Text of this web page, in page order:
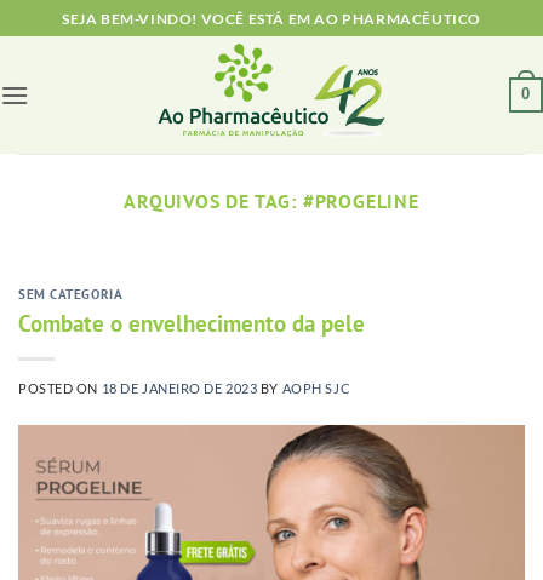
to
SEJA BEM-VINDO! VOCÊ ESTÁ EM AO PHARMACÊUTICO
0
ARQUIVOS DE TAG: #PROGELINE
SEM CATEGORIA
Combate o envelhecimento da pele
POSTED ON 18 DE JANEIRO DE 2023 BY AOPH SJC